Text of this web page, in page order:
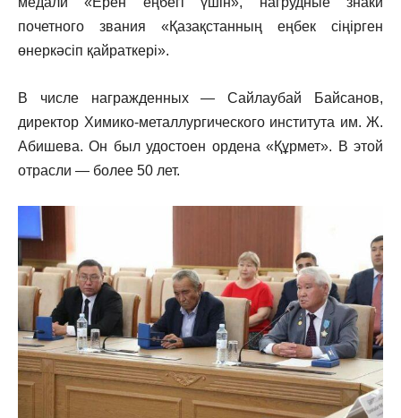
почетного звания «Қазақстанның еңбек сіңірген
өнеркәсіп қайраткері».
В числе награжденных — Сайлаубай Байсанов,
директор Химико-металлургического института им. Ж.
Абишева. Он был удостоен ордена «Құрмет». В этой
отрасли — более 50 лет.